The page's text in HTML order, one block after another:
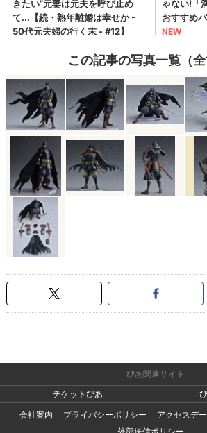
この記事の写真一覧（全
ぴあ関連サイト
チケットぴあ
会社案内
プライバシーポリシー
アクセスデ